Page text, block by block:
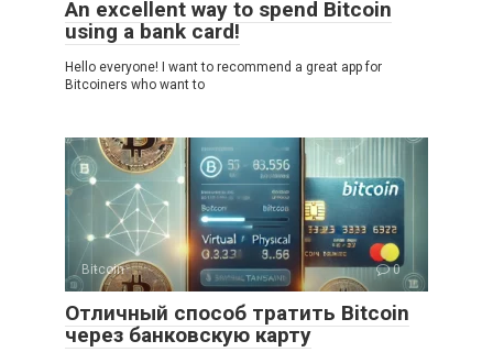
An excellent way to spend Bitcoin
using a bank card!
Hello everyone! I want to recommend a great app for
Bitcoiners who want to
Bitcoin 0
Отличный способ тратить Bitcoin
через банковскую карту